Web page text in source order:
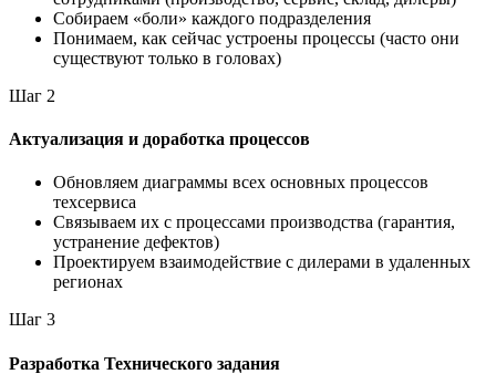
Собираем «боли» каждого подразделения
Понимаем, как сейчас устроены процессы (часто они
существуют только в головах)
Шаг 2
Актуализация и доработка процессов
Обновляем диаграммы всех основных процессов
техсервиса
Связываем их с процессами производства (гарантия,
устранение дефектов)
Проектируем взаимодействие с дилерами в удаленных
регионах
Шаг 3
Разработка Технического задания